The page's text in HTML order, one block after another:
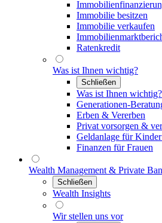
Immobilie besitzen
Immobilie verkaufen
Ratenkredit
Was ist Ihnen wichtig?
Schließen
Was ist Ihnen wichtig?
Generationen-
Erben & Vererben
Privat vorsorgen &
Geldanlage für
Finanzen für Frauen
Wealth Management & Private
Schließen
Wealth Insights
Wir stellen uns vor